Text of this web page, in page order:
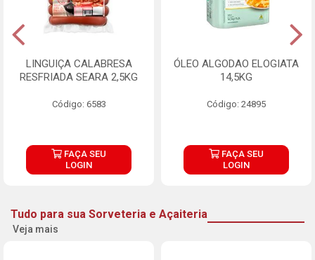
LINGUIÇA CALABRESA
RESFRIADA SEARA 2,5KG
Código: 6583
FAÇA SEU
LOGIN
ÓLEO ALGODAO ELOGIATA
14,5KG
Código: 24895
FAÇA SEU
LOGIN
Tudo para sua Sorveteria e Açaiteria
Veja mais